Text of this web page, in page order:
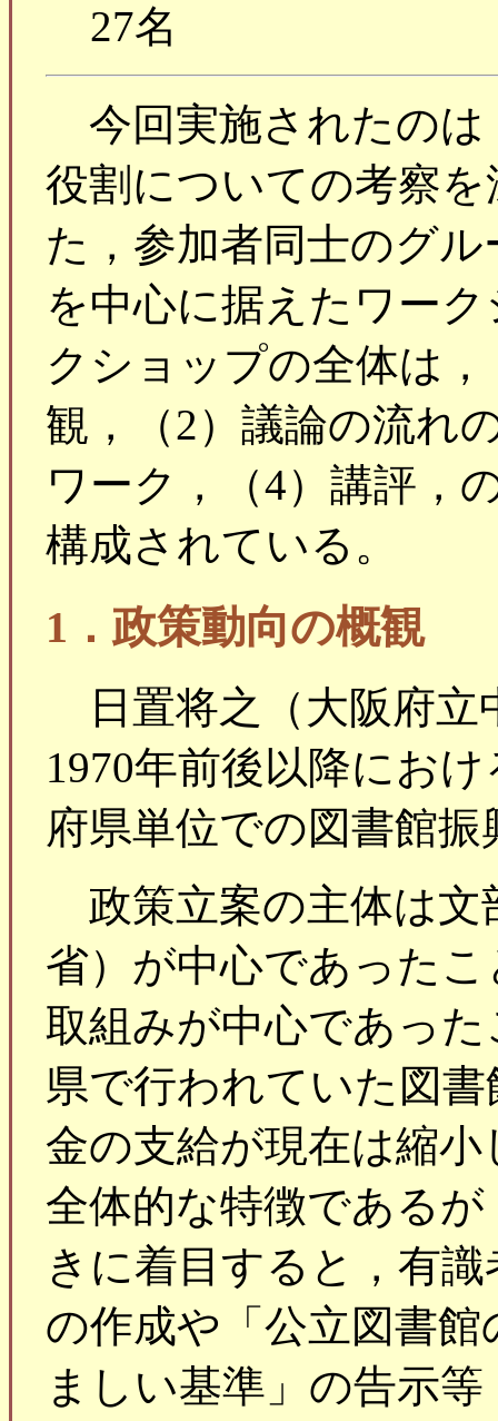
27名
今回実施されたのは
役割についての考察
た，参加者同士のグ
を中心に据えたワー
クショップの全体は
観，（2）議論の流れ
ワーク，（4）講評，
構成されている。
1．政策動向の概観
日置将之（大阪府立
1970年前後以降にお
府県単位での図書館
政策立案の主体は文
省）が中心であった
取組みが中心であっ
県で行われていた図
金の支給が現在は縮
全体的な特徴である
きに着目すると，有
の作成や「公立図書
ましい基準」の告示